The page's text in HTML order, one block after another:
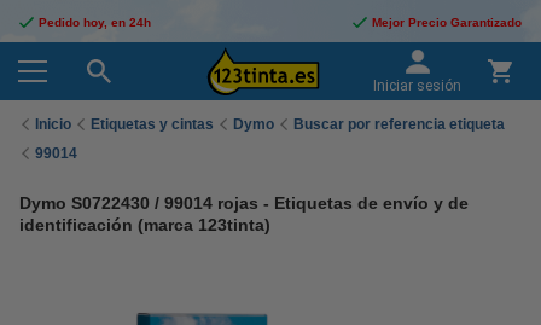
Pedido hoy, en 24h Mejor Precio Garantizado
Iniciar sesión
Inicio Etiquetas y cintas Dymo
Buscar por referencia etiqueta
99014
Dymo S0722430 / 99014 rojas - Etiquetas de envío y de
identificación (marca 123tinta)